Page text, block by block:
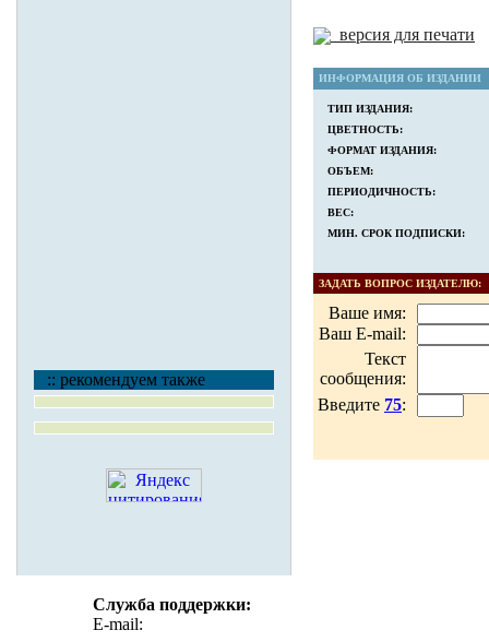
:: рекомендуем также
версия для печати
ИНФОРМАЦИЯ ОБ ИЗДАНИИ
ТИП ИЗДАНИЯ:
ЦВЕТНОСТЬ:
ФОРМАТ ИЗДАНИЯ:
ОБЪЕМ:
ПЕРИОДИЧНОСТЬ:
ВЕС:
МИН. СРОК ПОДПИСКИ:
ЗАДАТЬ ВОПРОС ИЗДАТЕЛЮ:
Ваше имя:
Ваш E-mail:
Текст
сообщения:
Введите 75:
Служба поддержки:
E-mail: